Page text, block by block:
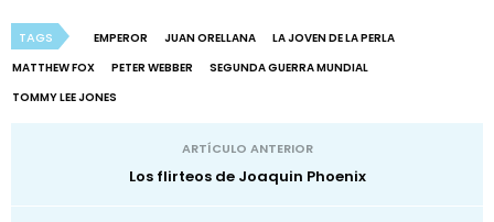
TAGS EMPEROR JUAN ORELLANA
LA JOVEN DE LA PERLA
MATTHEW FOX
PETER WEBBER
SEGUNDA GUERRA MUNDIAL
TOMMY LEE JONES
ARTÍCULO ANTERIOR
Los flirteos de Joaquin Phoenix